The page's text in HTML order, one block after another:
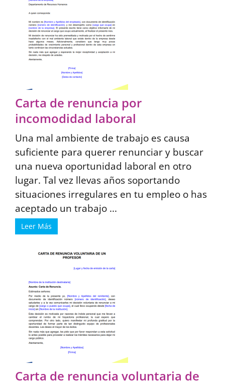
Carta de renuncia por
incomodidad laboral
Una mal ambiente de trabajo es causa
suficiente para querer renunciar y buscar
una nueva oportunidad laboral en otro
lugar. Tal vez llevas años soportando
situaciones irregulares en tu empleo o has
aceptado un trabajo ...
Leer Más
Carta de renuncia voluntaria de